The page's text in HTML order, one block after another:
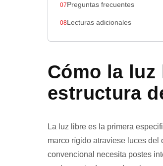
Preguntas frecuentes
Lecturas adicionales
Cómo la
estructura
La luz libre es la primera
marco rígido atraviese luces del
convencional necesita postes